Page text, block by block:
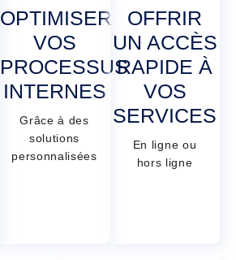
OPTIMISER
VOS
PROCESSUS
INTERNES
Grâce à des
solutions
personnalisées
OFFRIR
UN ACCÈS
RAPIDE À
VOS
SERVICES
En ligne ou
hors ligne